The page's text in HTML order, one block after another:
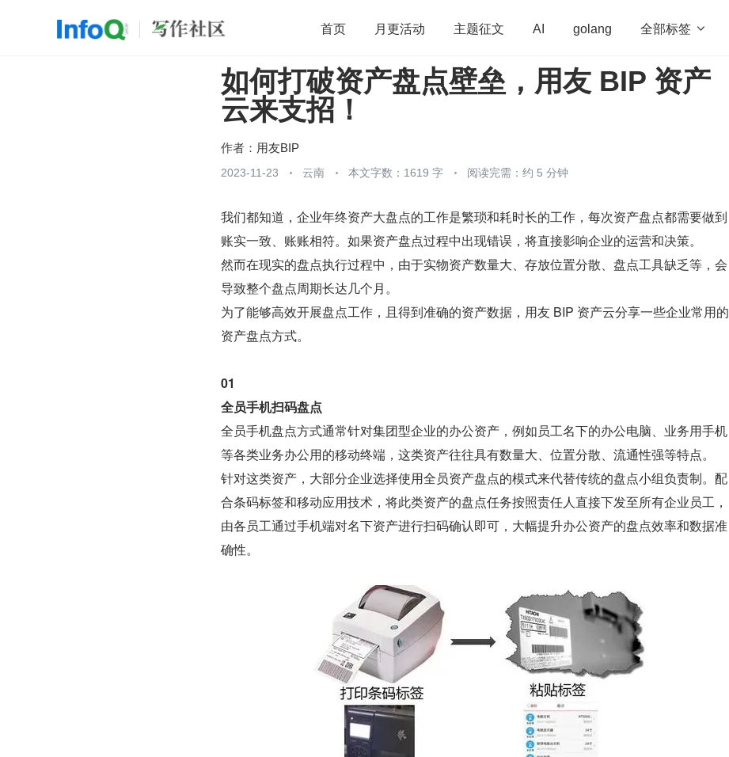
首页 月更活动 主题征文 AI golang 全部标签 
开源 架构 OpenHarmony 算法 学习方法 Web3.0 高效工作
团队管理 程序员
如何打破资产盘点壁垒，用友 BIP 资产
云来支招！
作者： 用友BIP
2023-11-23 云南 本文字数：1619 字 阅读完需：约 5 分钟
我们都知道，企业年终资产大盘点的工作是繁琐和耗时长的工作，每次资产盘点都需要做到
账实一致、账账相符。如果资产盘点过程中出现错误，将直接影响企业的运营和决策。
然而在现实的盘点执行过程中，由于实物资产数量大、存放位置分散、盘点工具缺乏等，会
导致整个盘点周期长达几个月。
为了能够高效开展盘点工作，且得到准确的资产数据，用友 BIP 资产云分享一些企业常用的
资产盘点方式。
01
全员手机扫码盘点
全员手机盘点方式通常针对集团型企业的办公资产，例如员工名下的办公电脑、业务用手机
等各类业务办公用的移动终端，这类资产往往具有数量大、位置分散、流通性强等特点。
针对这类资产，大部分企业选择使用全员资产盘点的模式来代替传统的盘点小组负责制。配
合条码标签和移动应用技术，将此类资产的盘点任务按照责任人直接下发至所有企业员工，
由各员工通过手机端对名下资产进行扫码确认即可，大幅提升办公资产的盘点效率和数据准
确性。